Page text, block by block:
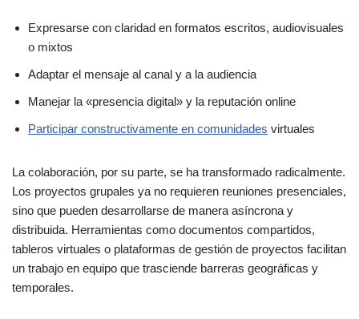
Expresarse con claridad en formatos escritos, audiovisuales
o mixtos
Adaptar el mensaje al canal y a la audiencia
Manejar la «presencia digital» y la reputación online
Participar constructivamente en comunidades virtuales
La colaboración, por su parte, se ha transformado radicalmente.
Los proyectos grupales ya no requieren reuniones presenciales,
sino que pueden desarrollarse de manera asíncrona y
distribuida. Herramientas como documentos compartidos,
tableros virtuales o plataformas de gestión de proyectos facilitan
un trabajo en equipo que trasciende barreras geográficas y
temporales.